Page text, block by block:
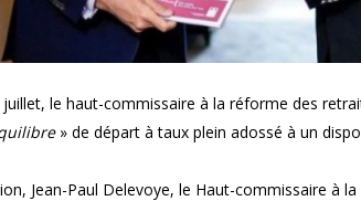
le haut-commissaire à la réforme des
» de départ à taux plein adossé à un
Jean-Paul Delevoye, le Haut-commissaire à